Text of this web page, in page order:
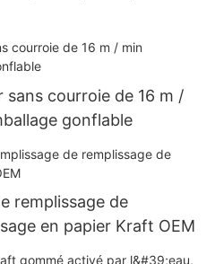
sans courroie de 16 m /
gonflable
remplissage de
en papier Kraft OEM